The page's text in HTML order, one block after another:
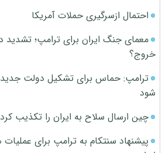
احتمال ازسرگیری حملات آمریکا
معمای جنگ ایران برای ترامپ؛ تشدید
خروج؟
ترامپ: حماس برای تشکیل دولت جدید
شود
چین ارسال سلاح به ایران را تکذیب کرد
پیشنهاد سنتکام به ترامپ برای